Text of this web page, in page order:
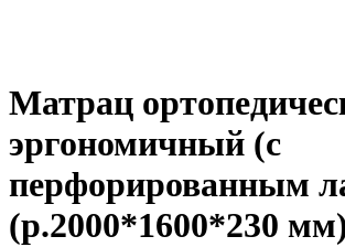
Матрац
эргономичный (с
перфорированным
(р.2000*1600*230